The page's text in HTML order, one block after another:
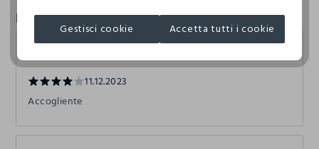
Recensioni
Teresa Romano
11.12.2023
Accogliente
Gestisci cookie Accetta tutti i cookie